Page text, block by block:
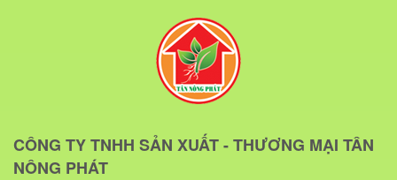
CÔNG TY TNHH SẢN XUẤT - THƯƠNG MẠI TÂN
NÔNG PHÁT